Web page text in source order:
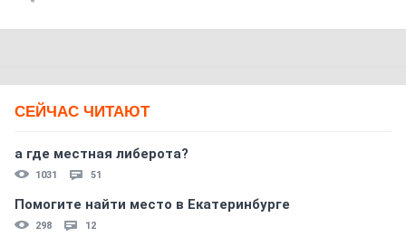
СЕЙЧАС ЧИТАЮТ
а где местная либерота?
1031 51
Помогите найти место в Екатеринбурге
298 12